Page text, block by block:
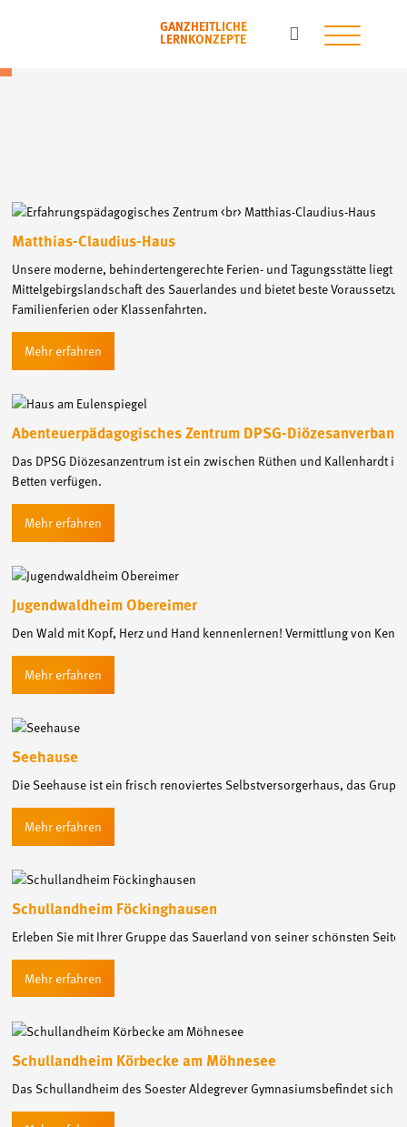
GANZHEITLICHE
LERNKONZEPTE
Matthias-Claudius-Haus
Unsere moderne, behindertengerechte Ferien- und Tagungsstätte liegt
Mittelgebirgslandschaft des Sauerlandes und bietet beste
Familienferien oder Klassenfahrten.
Abenteuerpädagogisches Zentrum DPSG-
Das DPSG Diözesanzentrum ist ein zwischen Rüthen und Kallenhardt
Betten verfügen.
Jugendwaldheim Obereimer
Den Wald mit Kopf, Herz und Hand kennenlernen! Vermittlung von
Seehause
Die Seehause ist ein frisch renoviertes Selbstversorgerhaus, das
Schullandheim Föckinghausen
Erleben Sie mit Ihrer Gruppe das Sauerland von seiner schönsten
Schullandheim Körbecke am Möhnesee
Das Schullandheim des Soester Aldegrever Gymnasiumsbefindet sich